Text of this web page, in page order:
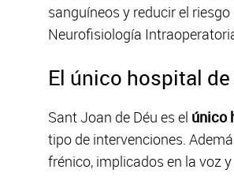
sanguíneos y reducir el
Neurofisiología
El único hospital
Sant Joan de Déu es el único
tipo de intervenciones.
frénico, implicados en la voz